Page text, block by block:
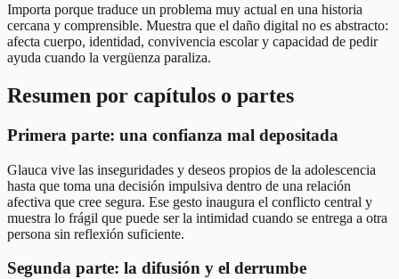
Importa porque traduce un problema muy actual en una historia
cercana y comprensible. Muestra que el daño digital no es abstracto:
afecta cuerpo, identidad, convivencia escolar y capacidad de pedir
ayuda cuando la vergüenza paraliza.
Resumen por capítulos o partes
Primera parte: una confianza mal depositada
Glauca vive las inseguridades y deseos propios de la adolescencia
hasta que toma una decisión impulsiva dentro de una relación
afectiva que cree segura. Ese gesto inaugura el conflicto central y
muestra lo frágil que puede ser la intimidad cuando se entrega a otra
persona sin reflexión suficiente.
Segunda parte: la difusión y el derrumbe